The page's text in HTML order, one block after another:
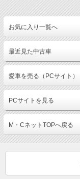
お気に入り一覧へ
最近見た中古車
愛車を売る（PCサイト）
PCサイトを見る
M・CネットTOPへ戻る